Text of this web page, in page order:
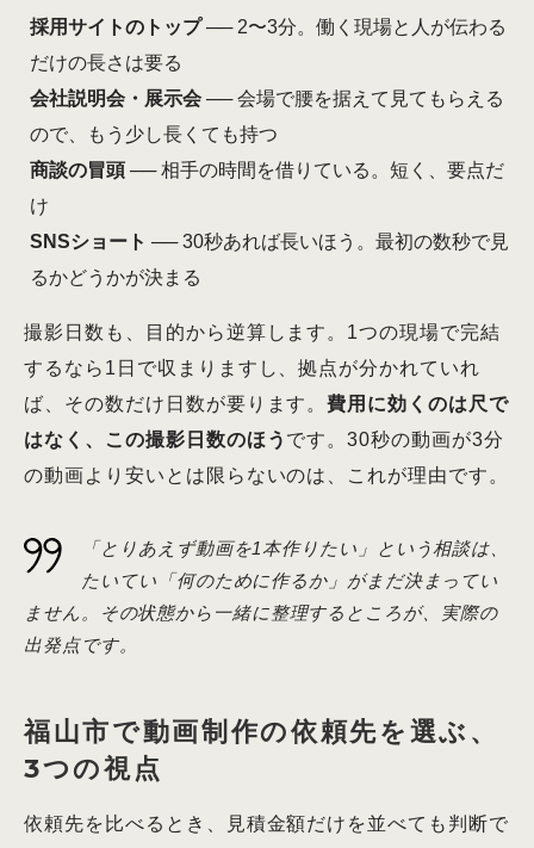
採用サイトのトップ── 2〜3分。働く現場と人が伝わる
だけの長さは要る
会社説明会・展示会── 会場で腰を据えて見てもらえる
ので、もう少し長くても持つ
商談の冒頭── 相手の時間を借りている。短く、要点だ
け
SNSショート ── 30秒あれば長いほう。最初の数秒で見
るかどうかが決まる
撮影日数も、目的から逆算します。1つの現場で完結
するなら1日で収まりますし、拠点が分かれていれ
ば、その数だけ日数が要ります。費用に効くのは尺で
はなく、この撮影日数のほう です。30秒の動画が3分
の動画より安いとは限らないのは、これが理由です。
「とりあえず動画を1本作りたい」という相談は、
たいてい「何のために作るか」がまだ決まってい
ません。その状態から一緒に整理するところが、実際の
出発点です。
福山市で動画制作の依頼先を選ぶ、
3つの視点
依頼先を比べるとき、見積金額だけを並べても判断で